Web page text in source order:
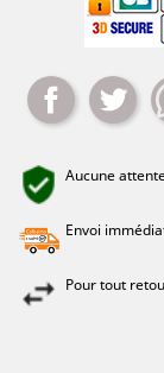
Partager
Aucune
Envoi
Pour tout